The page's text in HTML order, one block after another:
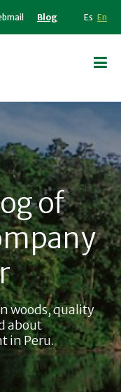
Blog Es En
of
woods, quality
about
in Peru.